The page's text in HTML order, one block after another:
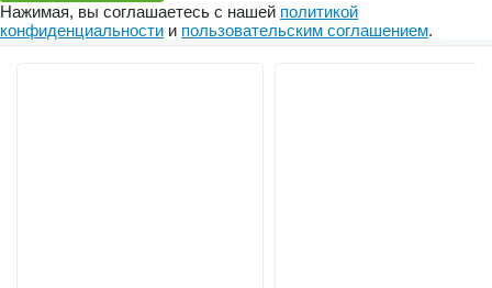
Нажимая, вы соглашаетесь с нашей политикой
конфиденциальности и пользовательским соглашением.